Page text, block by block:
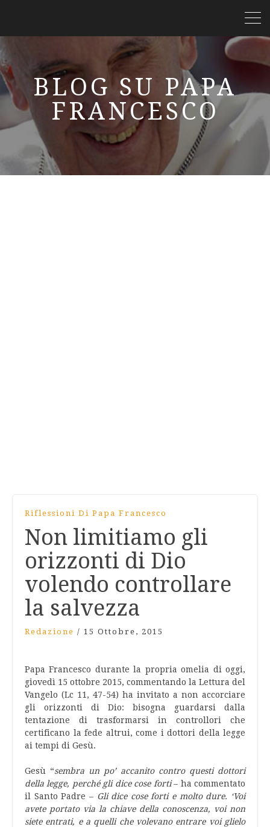
BLOG SU PAPA
FRANCESCO
Riflessioni Di Papa Francesco
Non limitiamo gli
orizzonti di Dio
volendo controllare
la salvezza
Redazione / 15 Ottobre, 2015
Papa Francesco durante la propria omelia di oggi,
giovedì 15 ottobre 2015, commentando la Lettura del
Vangelo (Lc 11, 47-54) ha invitato a non accorciare
gli orizzonti di Dio: bisogna guardarsi dalla
tentazione di trasformarsi in controllori che
certificano la fede altrui, come i dottori della legge
ai tempi di Gesù.
Gesù “sembra un po’ accanito contro questi dottori
della legge, perché gli dice cose forti– ha commentato
il Santo Padre – Gli dice cose forti e molto dure. ‘Voi
avete portato via la chiave della conoscenza, voi non
siete entrati, e a quelli che volevano entrare voi glielo